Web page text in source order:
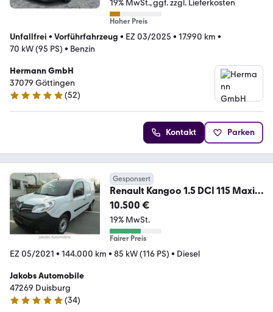
19% MwSt. ggf. zzgl. Lieferkosten
Hoher Preis
Unfallfrei • Vorführfahrzeug • EZ 03/2025 • 17.990 km •
70 kW (95 PS) • Benzin
Hermann GmbH
37079 Göttingen
4.8 Sterne
(52)
Kontakt Parken
Gesponsert
Renault Kangoo 1.5 DCI 115 Maxi
Extra Klima Standheizung
10.500 €
19% MwSt.
Fairer Preis
EZ 05/2021 • 144.000 km • 85 kW (116 PS) • Diesel
Jakobs Automobile
47269 Duisburg
5 Sterne
(34)